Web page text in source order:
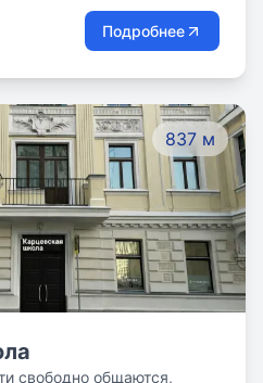
посещают
и с пользой.
Подробнее
837 м
свободно общаются,